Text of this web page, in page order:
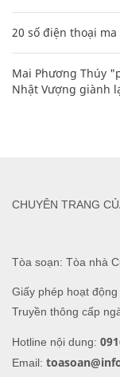
20 số điện thoại
Mai Phương Thúy
Nhật Vượng giành
Tòa soạn: Tòa nhà
Giấy phép hoạt
Truyền thông cấp
Hotline nội dung:
Email:
CHUYÊN TRANG